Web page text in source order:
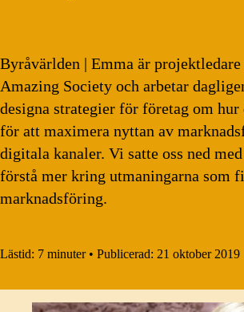
Byråvärlden | Emma är projektledare
Amazing Society och arbetar
designa strategier för företag om hur
för att maximera nyttan av
digitala kanaler. Vi satte oss ned
förstå mer kring utmaningarna som
marknadsföring.
Lästid: 7 minuter • Publicerad: 21 oktober 2019